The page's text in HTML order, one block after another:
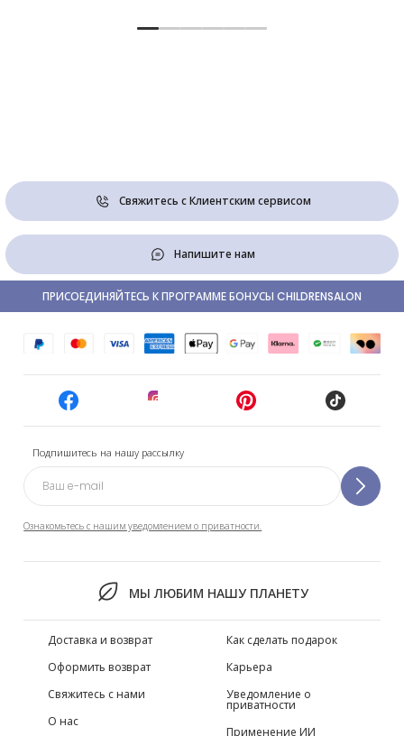
Свяжитесь с Клиентским сервисом
Напишите нам
Подпишитесь на нашу рассылку
Ознакомьтесь с нашим уведомлением о приватности.
МЫ ЛЮБИМ НАШУ ПЛАНЕТУ
ПРИСОЕДИНЯЙТЕСЬ К ПРОГРАММЕ БОНУСЫ CHILDRENSALON
Доставка и возврат
Оформить возврат
Свяжитесь с нами
О нас
Как сделать подарок
Карьера
Уведомление о
приватности
Применение ИИ